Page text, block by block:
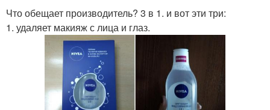
Что обещает производитель? 3 в 1. и вот эти три:
1. удаляет макияж с лица и глаз.